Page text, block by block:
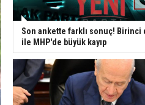
Son ankette farklı sonuç! Birinci
ile MHP'de büyük kayıp